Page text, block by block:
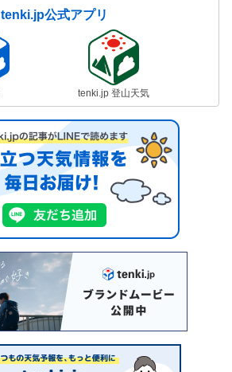
tenki.jp公式アプリ
tenki.jp 登山天気